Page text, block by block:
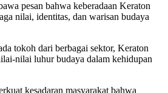
pesan bahwa keberadaan Keraton
nilai, identitas, dan warisan budaya
tokoh dari berbagai sektor, Keraton
nilai luhur budaya dalam kehidupan
kesadaran masyarakat bahwa